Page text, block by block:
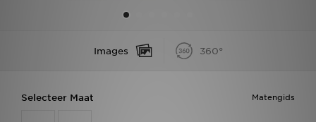
Images 360°
Matengids
Selecteer Maat
Mijn JD